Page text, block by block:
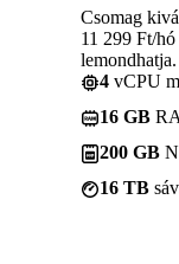
Csomag
11 299 Ft/
lemondhatja.
4 vCPU
16 GB
200 GB
16 TB